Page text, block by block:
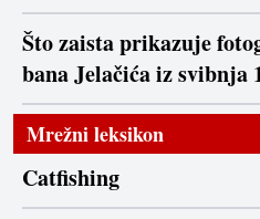
Što zaista prikazuje
bana Jelačića iz svibnja
Mrežni leksikon
Catfishing